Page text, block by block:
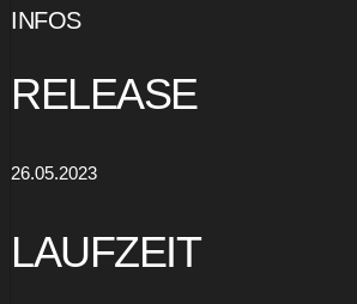
(OFFICIAL
4K
von
YouTube
INFOS
RELEASE
26.05.2023
LAUFZEIT